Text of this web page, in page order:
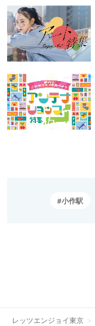
小作駅
レッツエンジョイ東京